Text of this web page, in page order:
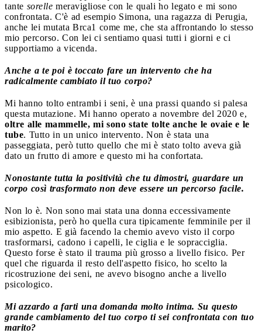
tante sorelle meravigliose con le quali ho legato e mi sono
confrontata. C'è ad esempio Simona, una ragazza di Perugia,
anche lei mutata Brca1 come me, che sta affrontando lo stesso
mio percorso. Con lei ci sentiamo quasi tutti i giorni e ci
supportiamo a vicenda.
Anche a te poi è toccato fare un intervento che ha
radicalmente cambiato il tuo corpo?
Mi hanno tolto entrambi i seni, è una prassi quando si palesa
questa mutazione. Mi hanno operato a novembre del 2020 e,
oltre alle mammelle, mi sono state tolte anche le ovaie e le
tube. Tutto in un unico intervento. Non è stata una
passeggiata, però tutto quello che mi è stato tolto aveva già
dato un frutto di amore e questo mi ha confortata.
Nonostante tutta la positività che tu dimostri, guardare un
corpo così trasformato non deve essere un percorso facile.
Non lo è. Non sono mai stata una donna eccessivamente
esibizionista, però ho quella cura tipicamente femminile per il
mio aspetto. E già facendo la chemio avevo visto il corpo
trasformarsi, cadono i capelli, le ciglia e le sopracciglia.
Questo forse è stato il trauma più grosso a livello fisico. Per
quel che riguarda il resto dell'aspetto fisico, ho scelto la
ricostruzione dei seni, ne avevo bisogno anche a livello
psicologico.
Mi azzardo a farti una domanda molto intima. Su questo
grande cambiamento del tuo corpo ti sei confrontata con tuo
marito?